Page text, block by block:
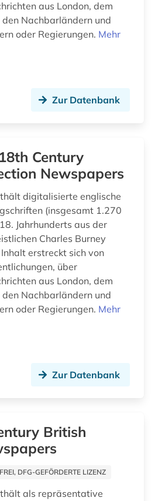
auslandsschulden (2)
(1)
aussenwirtschaft (1)
auswanderungspolitik (1)
Schleswig-Holstein (3)
(24)
Suedosteuropa (11)
aus London, dem
Nachbarländern und
oder Regierungen. Mehr
Zur Datenbank
Century
Newspapers
digitalisierte englische
(insgesamt 1.270
Jahrhunderts aus der
Charles Burney
erstreckt sich von
über
aus London, dem
Nachbarländern und
oder Regierungen. Mehr
Zur Datenbank
British
DFG-GEFÖRDERTE LIZENZ
als repräsentative